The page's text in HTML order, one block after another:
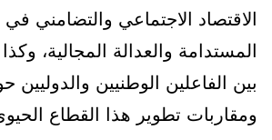
الاقتصاد الاجتماعي والتضامني في
المستدامة والعدالة المجالية،
بين الفاعلين الوطنيين
ومقاربات تطوير هذا القطاع